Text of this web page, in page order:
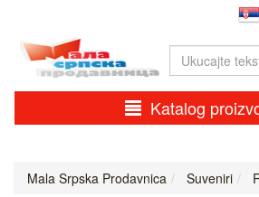
Katalog
Mala Srpska Prodavnica Suveniri